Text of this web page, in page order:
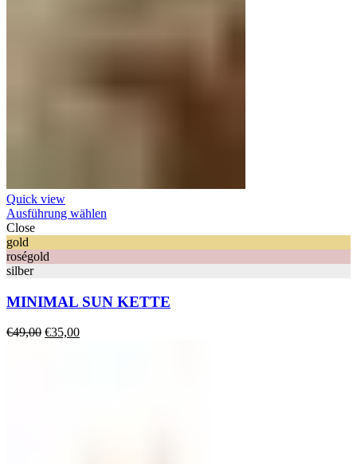
Quick view
Ausführung wählen
Close
gold
roségold
silber
MINIMAL SUN KETTE
€49,00 Ursprünglicher
€35,00Aktueller